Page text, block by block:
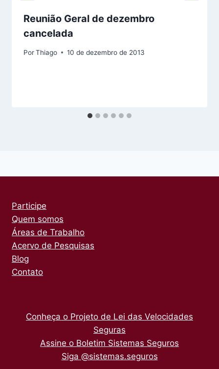
Reunião Geral de dezembro
cancelada
PorThiago 10 de dezembro de 2013
Participe
Quem somos
Áreas de Trabalho
Acervo de Pesquisas
Blog
Contato
Conheça o Projeto de Lei das Velocidades
Seguras
Assine o Boletim Sistemas Seguros
Siga @sistemas.seguros